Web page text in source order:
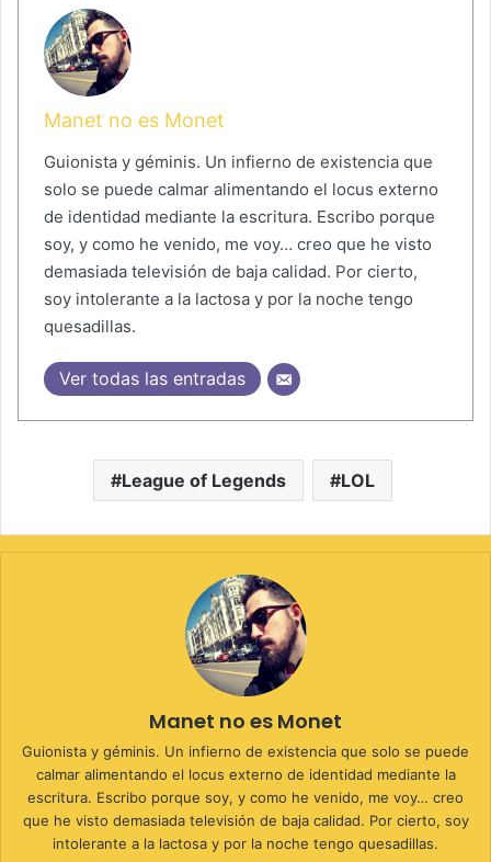
Manet no es Monet
Guionista y géminis. Un infierno de existencia que
solo se puede calmar alimentando el locus externo
de identidad mediante la escritura. Escribo porque
soy, y como he venido, me voy… creo que he visto
demasiada televisión de baja calidad. Por cierto,
soy intolerante a la lactosa y por la noche tengo
quesadillas.
Ver todas las entradas
League of Legends LOL
Manet no es Monet
Guionista y géminis. Un infierno de existencia que solo se puede
calmar alimentando el locus externo de identidad mediante la
escritura. Escribo porque soy, y como he venido, me voy… creo
que he visto demasiada televisión de baja calidad. Por cierto, soy
intolerante a la lactosa y por la noche tengo quesadillas.